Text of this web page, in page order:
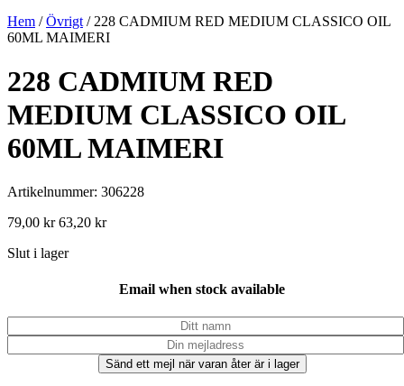
Hem /Övrigt / 228 CADMIUM RED MEDIUM CLASSICO OIL
60ML MAIMERI
228 CADMIUM RED
MEDIUM CLASSICO OIL
60ML MAIMERI
Artikelnummer: 306228
79,00 kr 63,20 kr
Slut i lager
Email when stock available
Sänd ett mejl när varan åter är i lager